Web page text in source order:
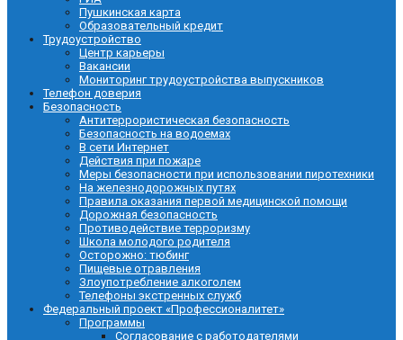
Пушкинская карта
Образовательный кредит
Трудоустройство
Центр карьеры
Вакансии
Мониторинг трудоустройства выпускников
Телефон доверия
Безопасность
Антитеррористическая безопасность
Безопасность на водоемах
В сети Интернет
Действия при пожаре
Меры безопасности при использовании пиротехники
На железнодорожных путях
Правила оказания первой медицинской помощи
Дорожная безопасность
Противодействие терроризму
Школа молодого родителя
Осторожно: тюбинг
Пищевые отравления
Злоупотребление алкоголем
Телефоны экстренных служб
Федеральный проект «Профессионалитет»
Программы
Согласование с работодателями